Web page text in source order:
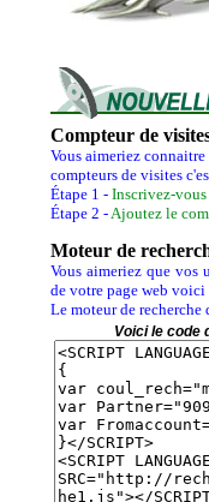
Compteur de
Vous aimeriez
compteurs de visites
Étape 1 - Inscrivez-vous
Étape 2 -Ajoutez le
Moteur de
Vous aimeriez que vos
de votre page web
Le moteur de recherche
Voici le code